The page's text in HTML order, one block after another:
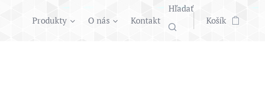
Produkty O nás Kontakt
Hľadať
Košík